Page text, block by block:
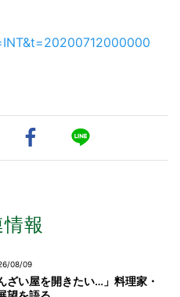
報
08/09
ざい屋を開きたい…」料理家・